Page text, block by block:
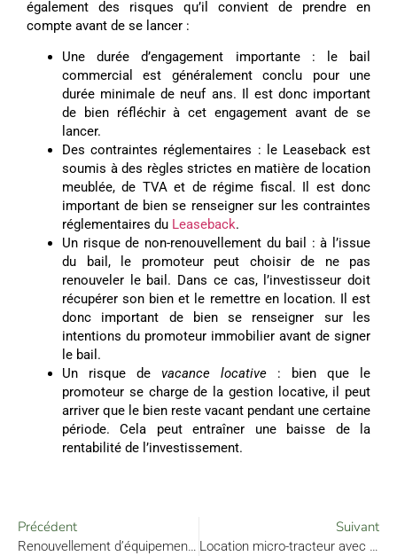
également des risques qu’il convient de prendre en
compte avant de se lancer :
Une durée d’engagement importante : le bail
commercial est généralement conclu pour une
durée minimale de neuf ans. Il est donc important
de bien réfléchir à cet engagement avant de se
lancer.
Des contraintes réglementaires : le Leaseback est
soumis à des règles strictes en matière de location
meublée, de TVA et de régime fiscal. Il est donc
important de bien se renseigner sur les contraintes
réglementaires du Leaseback.
Un risque de non-renouvellement du bail : à l’issue
du bail, le promoteur peut choisir de ne pas
renouveler le bail. Dans ce cas, l’investisseur doit
récupérer son bien et le remettre en location. Il est
donc important de bien se renseigner sur les
intentions du promoteur immobilier avant de signer
le bail.
Un risque de vacance locative : bien que le
promoteur se charge de la gestion locative, il peut
arriver que le bien reste vacant pendant une certaine
période. Cela peut entraîner une baisse de la
rentabilité de l’investissement.
Précédent
Renouvellement d’équipements avec GreenFinance
Suivant
Location micro-tracteur avec Greenfinance